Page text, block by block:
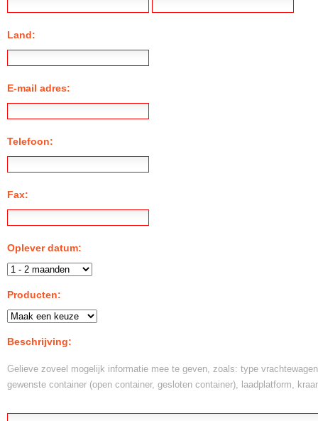
Land:
E-mail adres:
Telefoon:
Fax:
Oplever datum:
Producten:
Beschrijving:
Gelieve zoveel mogelijk informatie mee te geven, zoals: type vrachtewagen, uit te voeren
gewenste container (open container, gesloten container), laadplatform,